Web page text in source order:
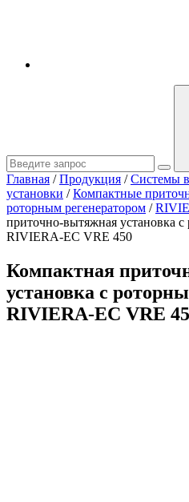
Главная / Продукция / Системы
установки / Компактные
роторным регенератором /
приточно-вытяжная установка
RIVIERA-EC VRE 450
Компактная
установка с
RIVIERA-EC VRE